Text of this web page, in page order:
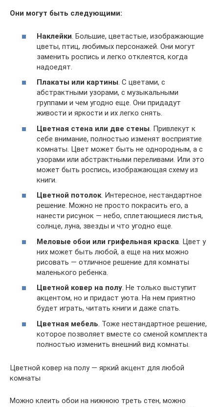
Они могут быть следующими:
Наклейки. Большие, цветастые, изображающие
цветы, птиц, любимых персонажей. Они могут
заменить роспись и легко отклеятся, когда
надоедят.
Плакаты или картины. С цветами, с
абстрактными узорами, с музыкальными
группами и чем угодно еще. Они придадут
живости и яркости и их легко снять.
Цветная стена или две стены. Привлекут к
себе внимание, полностью изменят восприятие
комнаты. Цвет может быть не однородным, а с
узорами или абстрактными переливами. Или это
может быть роспись, изображающая схему из
книги.
Цветной потолок. Интересное, нестандартное
решение. Можно не просто покрасить его, а
нанести рисунок — небо, сплетающиеся листья,
солнце, луна, звезды и что угодно еще.
Меловые обои или грифельная краска. Цвет у
них может быть любой, а еще на них можно
рисовать — отличное решение для комнаты
маленького ребенка.
Цветной ковер на полу. Не только выступит
акцентом, но и придаст уюта. На нем приятно
будет играть, читать книги и даже спать.
Цветная мебель. Тоже нестандартное решение,
которое позволяет вместе со сменой комплекта
полностью изменить внешний вид комнаты.
Цветной ковер на полу — яркий акцент для любой
комнаты
Можно клеить обои на нижнюю треть стен, можно